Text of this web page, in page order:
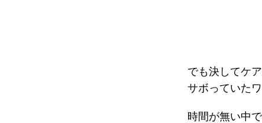
でも決してケア
サボっていた
時間が無い中